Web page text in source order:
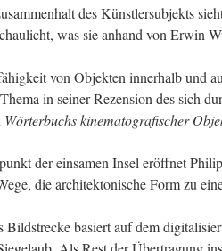
des Künstlersubjekts
was sie anhand von Erwin
von Objekten innerhalb und
in seiner Rezension des sich
Wörterbuchs kinematografischer
der einsamen Insel eröffnet
die architektonische Form zu
Bildstrecke basiert auf dem